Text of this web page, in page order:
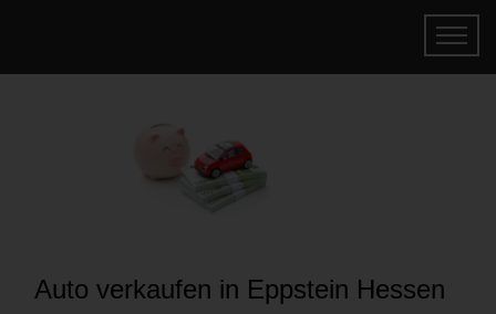
Auto verkaufen in Eppstein Hessen